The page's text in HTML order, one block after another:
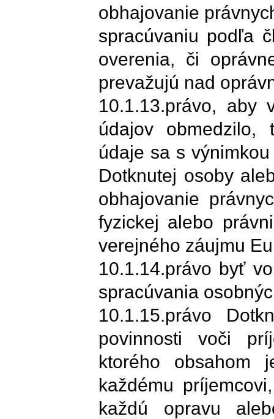
obhajovanie
spracúvaniu podľa
overenia, či
prevažujú nad
10.1.13.právo, aby
údajov obmedzilo,
údaje sa s
Dotknutej osoby
obhajovanie
fyzickej alebo
verejného záujmu
10.1.14.právo byť
spracúvania
10.1.15.právo
povinnosti voči
ktorého obsahom
každému
každú opravu